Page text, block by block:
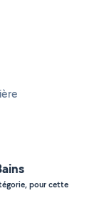
pour cette